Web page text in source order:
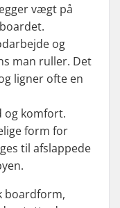
vægt på
og
man ruller. Det
ligner ofte en
og komfort.
form for
til afslappede
boardform,